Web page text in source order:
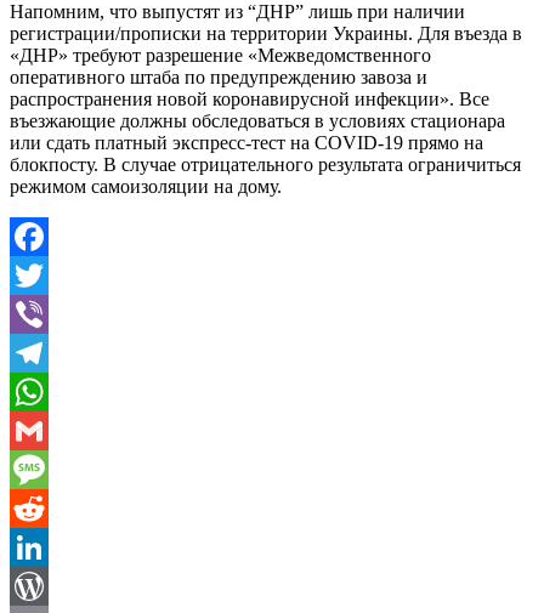
Напомним, что выпустят из “ДНР” лишь при наличии
регистрации/прописки на территории Украины. Для въезда в
«ДНР» требуют разрешение «Межведомственного
оперативного штаба по предупреждению завоза и
распространения новой коронавирусной инфекции». Все
въезжающие должны обследоваться в условиях стационара
или сдать платный экспресс-тест на COVID-19 прямо на
блокпосту. В случае отрицательного результата ограничиться
режимом самоизоляции на дому.
Facebook
Twitter
Viber
Telegram
WhatsApp
Gmail
Message
Reddit
LinkedIn